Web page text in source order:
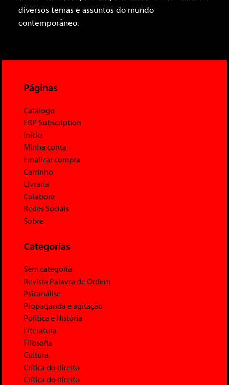
diversos temas e assuntos do mundo
contemporâneo.
Páginas
Catálogo
ERP Subscription
Início
Minha conta
Finalizar compra
Carrinho
Livraria
Colabore
Redes Sociais
Sobre
Categorias
Sem categoria
Revista Palavra de Ordem
Psicanálise
Propaganda e agitação
Política e História
Literatura
Filosofia
Cultura
Crítica do direito
Crítica do direito